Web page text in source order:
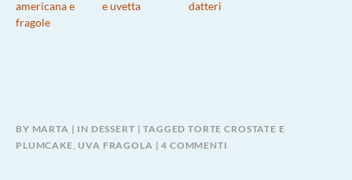
americana e
fragole
e uvetta
datteri
BY MARTA IN DESSERT TAGGEDTORTE CROSTATE E
PLUMCAKE, UVA FRAGOLA 4 COMMENTI